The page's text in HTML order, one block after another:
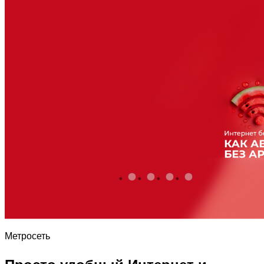
Метросеть